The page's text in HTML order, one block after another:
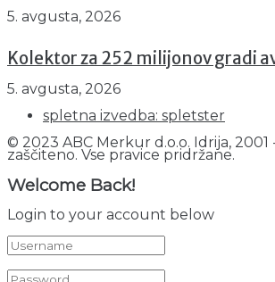
5. avgusta, 2026
Kolektor za 252 milijonov gradi
5. avgusta, 2026
spletna izvedba: spletster
© 2023 ABC Merkur d.o.o. Idrija, 2001
zaščiteno. Vse pravice pridržane.
Welcome Back!
Login to your account below